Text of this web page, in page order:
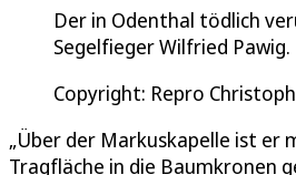
Der in Odenthal tödlich
Segelfieger Wilfried Pawig.
Copyright: Repro
„Über der Markuskapelle ist er
Tragfläche in die Baumkronen